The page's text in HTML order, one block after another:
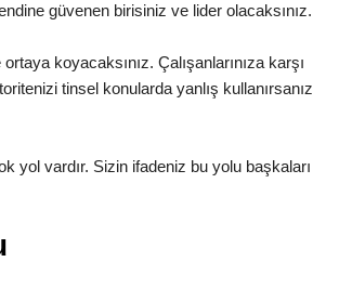
güvenen birisiniz ve lider olacaksınız.
koyacaksınız. Çalışanlarınıza karşı
tinsel konularda yanlış kullanırsanız
yol vardır. Sizin ifadeniz bu yolu başkaları